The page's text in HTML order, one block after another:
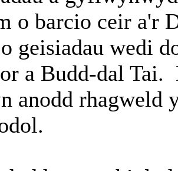
o barcio ceir a'r
geisiadau wedi
a Budd-dal Tai.
anodd rhagweld